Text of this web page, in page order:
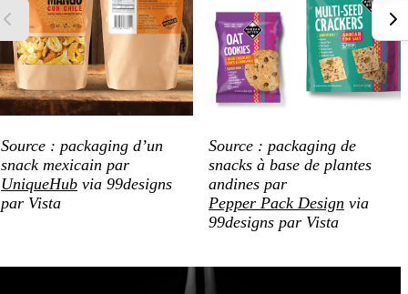
Source : packaging d’un
snack mexicain par
UniqueHub via 99designs
par Vista
Source : packaging de
snacks à base de plantes
andines par
Pepper Pack Design via
99designs par Vista